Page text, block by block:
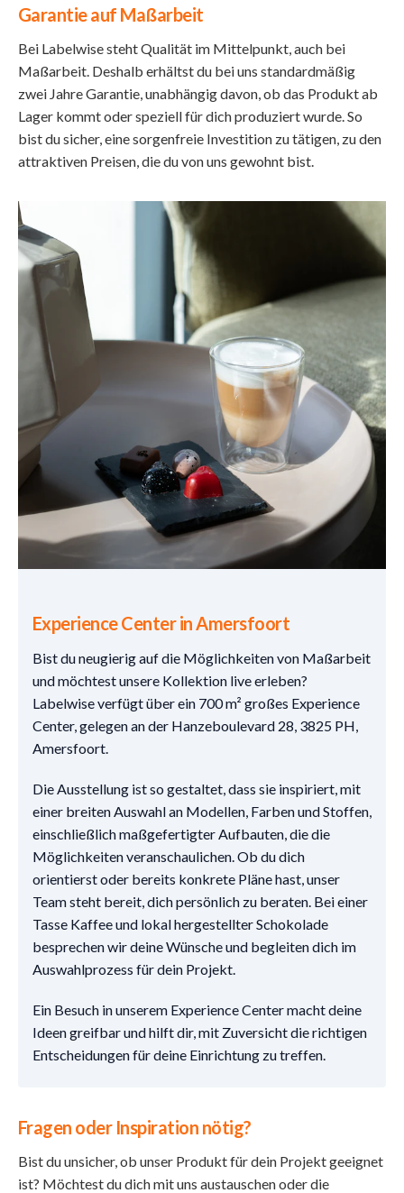
Garantie auf Maßarbeit
Bei Labelwise steht Qualität im Mittelpunkt, auch bei
Maßarbeit. Deshalb erhältst du bei uns standardmäßig
zwei Jahre Garantie, unabhängig davon, ob das Produkt ab
Lager kommt oder speziell für dich produziert wurde. So
bist du sicher, eine sorgenfreie Investition zu tätigen, zu den
attraktiven Preisen, die du von uns gewohnt bist.
Experience Center in Amersfoort
Bist du neugierig auf die Möglichkeiten von Maßarbeit
und möchtest unsere Kollektion live erleben?
Labelwise verfügt über ein 700 m² großes Experience
Center, gelegen an der Hanzeboulevard 28, 3825 PH,
Amersfoort.
Die Ausstellung ist so gestaltet, dass sie inspiriert, mit
einer breiten Auswahl an Modellen, Farben und Stoffen,
einschließlich maßgefertigter Aufbauten, die die
Möglichkeiten veranschaulichen. Ob du dich
orientierst oder bereits konkrete Pläne hast, unser
Team steht bereit, dich persönlich zu beraten. Bei einer
Tasse Kaffee und lokal hergestellter Schokolade
besprechen wir deine Wünsche und begleiten dich im
Auswahlprozess für dein Projekt.
Ein Besuch in unserem Experience Center macht deine
Ideen greifbar und hilft dir, mit Zuversicht die richtigen
Entscheidungen für deine Einrichtung zu treffen.
Fragen oder Inspiration nötig?
Bist du unsicher, ob unser Produkt für dein Projekt geeignet
ist? Möchtest du dich mit uns austauschen oder die